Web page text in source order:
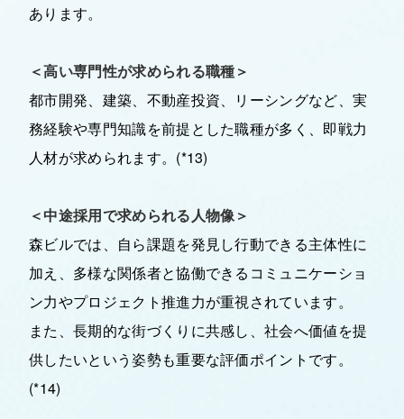
あります。
＜高い専門性が求められる職種＞
都市開発、建築、不動産投資、リーシングなど、実
務経験や専門知識を前提とした職種が多く、即戦力
人材が求められます。(*13)
＜中途採用で求められる人物像＞
森ビルでは、自ら課題を発見し行動できる主体性に
加え、多様な関係者と協働できるコミュニケーショ
ン力やプロジェクト推進力が重視されています。
また、長期的な街づくりに共感し、社会へ価値を提
供したいという姿勢も重要な評価ポイントです。
(*14)